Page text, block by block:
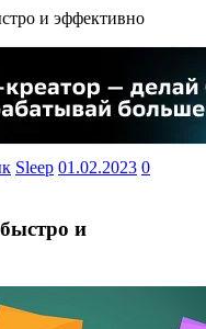
и эффективно
Sleep 01.02.2023 0
и